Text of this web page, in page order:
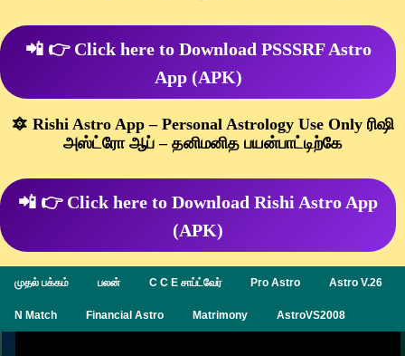
📲 👉 Click here to Download PSSSRF Astro
App (APK)
🔯 Rishi Astro App – Personal Astrology Use Only ரிஷி
அஸ்ட்ரோ ஆப் – தனிமனித பயன்பாட்டிற்கே
📲 👉 Click here to Download Rishi Astro App
(APK)
முதல் பக்கம் பலன் C C E சாப்ட்வேர் Pro Astro Astro V.26
N Match Financial Astro Matrimony AstroVS2008